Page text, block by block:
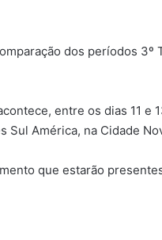
dos períodos 3º
entre os dias 11 e
Sul América, na Cidade
que estarão